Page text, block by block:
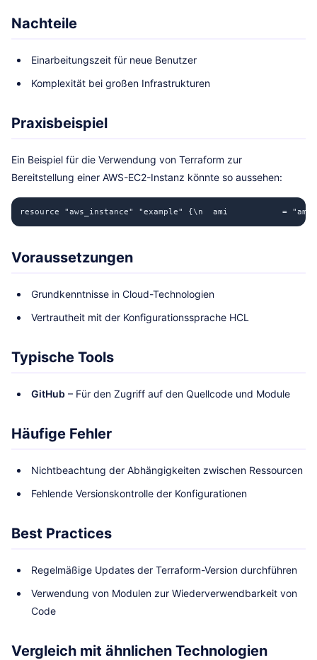
Nachteile
Einarbeitungszeit für neue Benutzer
Komplexität bei großen Infrastrukturen
Praxisbeispiel
Ein Beispiel für die Verwendung von Terraform zur
Bereitstellung einer AWS-EC2-Instanz könnte so aussehen:
resource "aws_instance" "example" {\n  ami           =
Voraussetzungen
Grundkenntnisse in Cloud-Technologien
Vertrautheit mit der Konfigurationssprache HCL
Typische Tools
GitHub – Für den Zugriff auf den Quellcode und Module
Häufige Fehler
Nichtbeachtung der Abhängigkeiten zwischen Ressourcen
Fehlende Versionskontrolle der Konfigurationen
Best Practices
Regelmäßige Updates der Terraform-Version durchführen
Verwendung von Modulen zur Wiederverwendbarkeit von
Code
Vergleich mit ähnlichen Technologien